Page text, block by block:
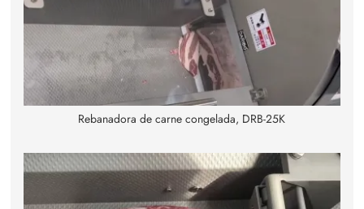
Rebanadora de carne congelada, DRB-25K